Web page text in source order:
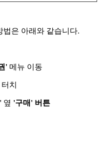
은 아래와 같습니다.
' 메뉴 이동
터치
옆 '구매' 버튼